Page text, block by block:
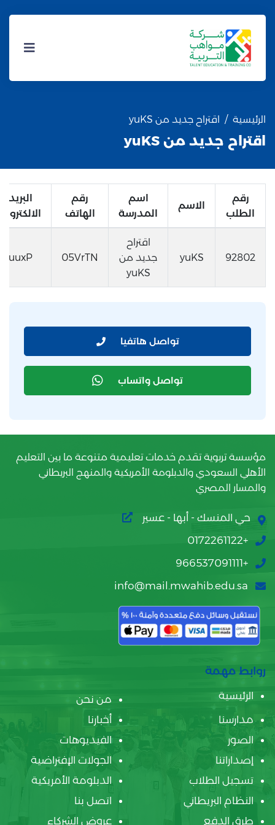
الرئيسية اقتراح جديد من yuKS
اقتراح جديد من yuKS
رقم
الطلب
الاسم
اسم
المدرسة
رقم
الهاتف
البريد
الالكتروني
92802
yuKS
اقتراح
جديد من
yuKS
05VrTN
uuxP
تواصل هاتفيا
تواصل واتساب
مؤسسة تربوية تقدم خدمات تعليمية متنوعة ما بين التعليم
الأهلي السعودي والدبلومة الأمريكية والمنهج البريطاني
والمسار المصري
حي المنسك - أبها - عسير
+0172261122
+966537091111
info@mail.mwahib.edu.sa
روابط مهمة
الرئيسية
من نحن
مدارسنا
أخبارنا
الصور
الفيديوهات
إصداراتنا
الجولات الإفتراضية
تسجيل الطلاب
الدبلومة الأمريكية
النظام البريطاني
اتصل بنا
طرق الدفع
عروض الشركاء